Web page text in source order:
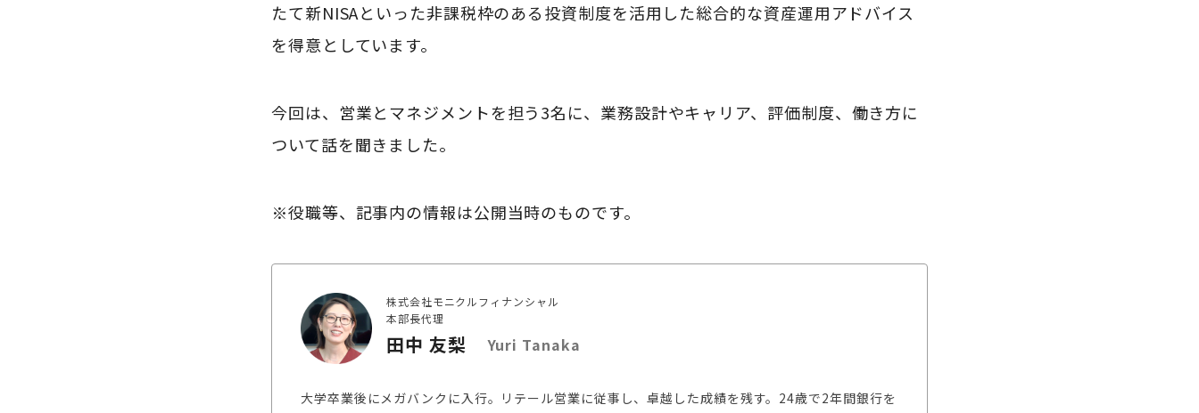
たて新NISAといった非課税枠のある投資制度を活用した総合的な資産運用アドバイス
を得意としています。
今回は、営業とマネジメントを担う3名に、業務設計やキャリア、評価制度、働き方に
ついて話を聞きました。
※役職等、記事内の情報は公開当時のものです。
株式会社モニクルフィナンシャル
本部長代理
田中 友梨 Yuri Tanaka
大学卒業後にメガバンクに入行。リテール営業に従事し、卓越した成績を残す。24歳で2年間銀行を